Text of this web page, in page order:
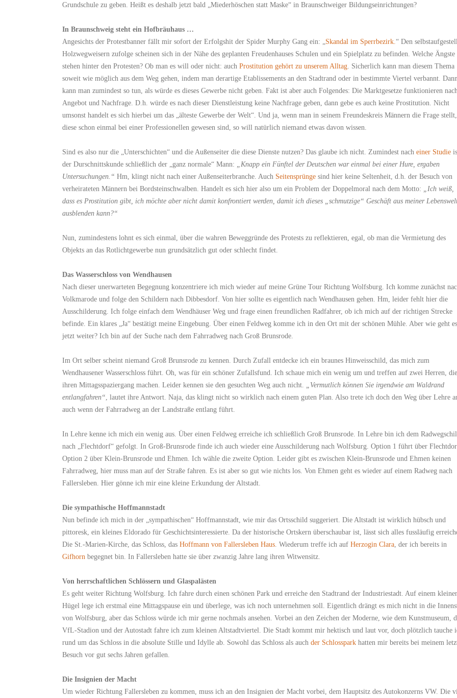
Grundschule zu geben. Heißt es deshalb jetzt bald „Miederhöschen statt Maske“ in Braunschweiger Bildungseinrichtungen?
In Braunschweig steht ein Hofbräuhaus …
Angesichts der Protestbanner fällt mir sofort der Erfolgshit der Spider Murphy Gang ein: „ Skandal im Sperrbezirk. “ Den
Holzwegweisern zufolge scheinen sich in der Nähe des geplanten Freudenhauses Schulen und ein Spielplatz zu befinden. Welche Ängste
stehen hinter den Protesten? Ob man es will oder nicht: auch Prostitution gehört zu unserem Alltag . Sicherlich kann man diesem Thema
soweit wie möglich aus dem Weg gehen, indem man derartige Etablissements an den Stadtrand oder in bestimmte Viertel verbannt. Dann
kann man zumindest so tun, als würde es dieses Gewerbe nicht geben. Fakt ist aber auch Folgendes: Die Marktgesetze funktionieren nach
Angebot und Nachfrage. D.h. würde es nach dieser Dienstleistung keine Nachfrage geben, dann gebe es auch keine Prostitution. Nicht
umsonst handelt es sich hierbei um das „älteste Gewerbe der Welt“. Und ja, wenn man in seinem Freundeskreis Männern die Frage
diese schon einmal bei einer Professionellen gewesen sind, so will natürlich niemand etwas davon wissen.
Sind es also nur die „Unterschichten“ und die Außenseiter die diese Dienste nutzen? Das glaube ich nicht. Zumindest nach einer Studie
der Durschnittskunde schließlich der „ganz normale“ Mann:
„Knapp ein Fünftel der Deutschen war einmal bei einer Hure, ergaben
Untersuchungen.“ Hm, klingt nicht nach einer Außenseiterbranche. Auch Seitensprünge sind hier keine Seltenheit, d.h. der Besuch von
verheirateten Männern bei Bordsteinschwalben. Handelt es sich hier also um ein Problem der Doppelmoral nach dem Motto:
„Ich weiß,
dass es Prostitution gibt, ich möchte aber nicht damit konfrontiert werden, damit ich dieses „schmutzige“ Geschäft aus meiner
ausblenden kann?“
Nun, zumindestens lohnt es sich einmal, über die wahren Beweggründe des Protests zu reflektieren, egal, ob man die Vermietung des
Objekts an das Rotlichtgewerbe nun grundsätzlich gut oder schlecht findet.
Das Wasserschloss von Wendhausen
Nach dieser unerwarteten Begegnung konzentriere ich mich wieder auf meine Grüne Tour Richtung Wolfsburg. Ich komme zunächst
Volkmarode und folge den Schildern nach Dibbesdorf. Von hier sollte es eigentlich nach Wendhausen gehen. Hm, leider fehlt hier die
Ausschilderung. Ich folge einfach dem Wendhäuser Weg und frage einen freundlichen Radfahrer, ob ich mich auf der richtigen Strecke
befinde. Ein klares „Ja“ bestätigt meine Eingebung. Über einen Feldweg komme ich in den Ort mit der schönen Mühle. Aber wie geht es
jetzt weiter? Ich bin auf der Suche nach dem Fahrradweg nach Groß Brunsrode.
Im Ort selber scheint niemand Groß Brunsrode zu kennen. Durch Zufall entdecke ich ein braunes Hinweisschild, das mich zum
Wendhausener Wasserschloss führt. Oh, was für ein schöner Zufallsfund. Ich schaue mich ein wenig um und treffen auf zwei Herren, die
ihren Mittagsspaziergang machen. Leider kennen sie den gesuchten Weg auch nicht.
„Vermutlich können Sie irgendwie am Waldrand
entlangfahren“ , lautet ihre Antwort. Naja, das klingt nicht so wirklich nach einem guten Plan. Also trete ich doch den Weg über Lehre
auch wenn der Fahrradweg an der Landstraße entlang führt.
In Lehre kenne ich mich ein wenig aus. Über einen Feldweg erreiche ich schließlich Groß Brunsrode. In Lehre bin ich dem
nach „Flechtdorf“ gefolgt. In Groß-Brunsrode finde ich auch wieder eine Ausschilderung nach Wolfsburg. Option 1 führt über
Option 2 über Klein-Brunsrode und Ehmen. Ich wähle die zweite Option. Leider gibt es zwischen Klein-Brunsrode und Ehmen keinen
Fahrradweg, hier muss man auf der Straße fahren. Es ist aber so gut wie nichts los. Von Ehmen geht es wieder auf einem Radweg nach
Fallersleben. Hier gönne ich mir eine kleine Erkundung der Altstadt.
Die sympathische Hoffmannstadt
Nun befinde ich mich in der „sympathischen“ Hoffmannstadt, wie mir das Ortsschild suggeriert. Die Altstadt ist wirklich hübsch und
pittoresk, ein kleines Eldorado für Geschichtsinteressierte. Da der historische Ortskern überschaubar ist, lässt sich alles fussläufig
Die St.-Marien-Kirche, das Schloss, das Hoffmann von Fallersleben Haus . Wiederum treffe ich auf Herzogin Clara , der ich bereits in
Gifhorn begegnet bin. In Fallersleben hatte sie über zwanzig Jahre lang ihren Witwensitz.
Von herrschaftlichen Schlössern und Glaspalästen
Es geht weiter Richtung Wolfsburg. Ich fahre durch einen schönen Park und erreiche den Stadtrand der Industriestadt. Auf einem
Hügel lege ich erstmal eine Mittagspause ein und überlege, was ich noch unternehmen soll. Eigentlich drängt es mich nicht in die
von Wolfsburg, aber das Schloss würde ich mir gerne nochmals ansehen. Vorbei an den Zeichen der Moderne, wie dem Kunstmuseum,
VfL-Stadion und der Autostadt fahre ich zum kleinen Altstadtviertel. Die Stadt kommt mir hektisch und laut vor, doch plötzlich tauche
rund um das Schloss in die absolute Stille und Idylle ab. Sowohl das Schloss als auch der Schlosspark hatten mir bereits bei meinem
Besuch vor gut sechs Jahren gefallen.
Die Insignien der Macht
Um wieder Richtung Fallersleben zu kommen, muss ich an den Insignien der Macht vorbei, dem Hauptsitz des Autokonzerns VW. Die